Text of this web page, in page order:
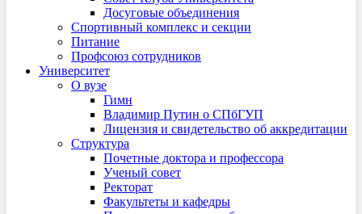
Досуговые объединения
Спортивный комплекс и секции
Питание
Профсоюз сотрудников
Университет
О вузе
Гимн
Владимир Путин о СПбГУП
Лицензия и свидетельство об аккредитации
Структура
Почетные доктора и профессора
Ученый совет
Ректорат
Факультеты и кафедры